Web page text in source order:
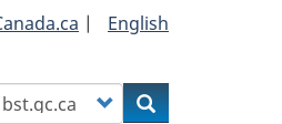
| English
Customize your searchRechercher